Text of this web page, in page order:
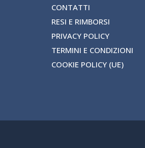
CONTATTI
RESI E RIMBORSI
PRIVACY POLICY
TERMINI E CONDIZIONI
COOKIE POLICY (UE)